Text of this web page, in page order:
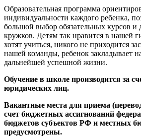
Образовательная программа
индивидуальности каждого ребенка,
большой выбор обязательных курсов и
кружков. Детям так нравится в нашей
хотят учиться, никого не приходится
нашей команды, ребенок закладывает
дальнейшей успешной жизни.
Обучение в школе производится за
юридических лиц.
Вакантные места для приема
счет бюджетных ассигнований
бюджетов субъектов РФ и местных
предусмотрены.